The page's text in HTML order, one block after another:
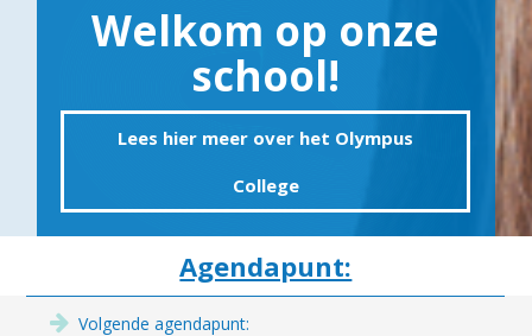
Welkom op onze
school!
Lees hier meer over het Olympus
College
Agendapunt:
Volgende agendapunt: